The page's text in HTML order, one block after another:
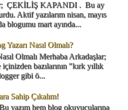
ÇEKİLİŞ KAPANDI . Bu ay
Aktif yazılarım nisan, mayıs
blogumu mart ayında...
Yazarı Nasıl Olmalı?
Olmalı Merhaba Arkadaşlar;
bazılarının "kırk yıllık
gibi ö...
Sahip Çıkalım!
yazım hem blog okuyucularına